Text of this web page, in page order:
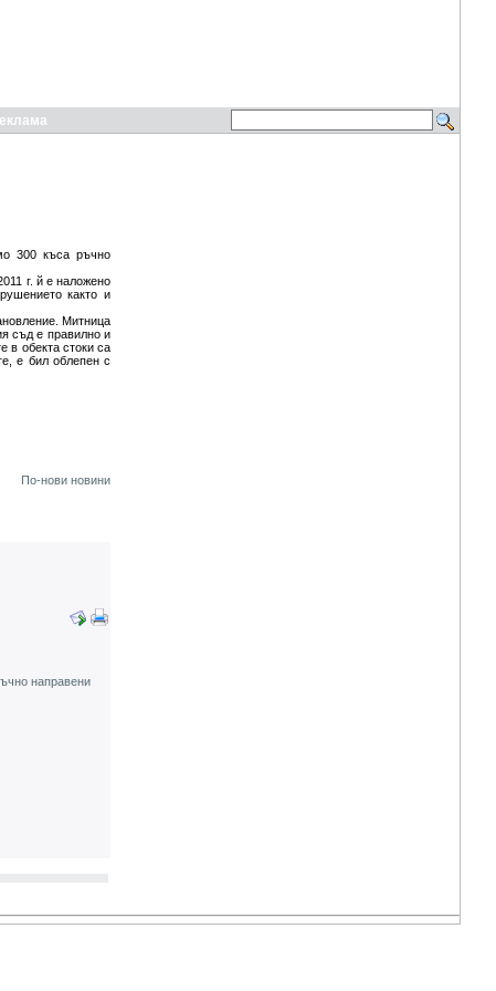
300 къса ръчно
г. й е наложено
както и
Митница
съд е правилно и
в обекта стоки са
е бил облепен с
По-нови новини
направени